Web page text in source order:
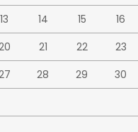
13 14 15
16
21 22
23
28 29
30